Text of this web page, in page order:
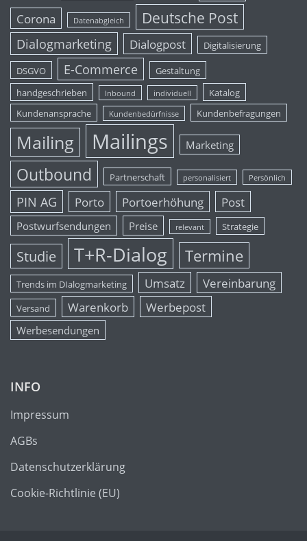
Corona Datenabgleich Deutsche Post
Dialogmarketing Dialogpost Digitalisierung
DSGVO E-Commerce
Gestaltung
handgeschrieben
Inbound individuell
Katalog
Kundenansprache
Kundenbedürfnisse Kundenbefragungen
Mailing Mailings Marketing
Outbound Partnerschaft personalisiert Persönlich
PIN AG Porto Portoerhöhung Post
Postwurfsendungen Preise relevant Strategie
Studie T+R-Dialog Termine
Trends im DIalogmarketing Umsatz Vereinbarung
Versand Warenkorb Werbepost
Werbesendungen
INFO
Impressum
AGBs
Datenschutzerklärung
Cookie-Richtlinie (EU)